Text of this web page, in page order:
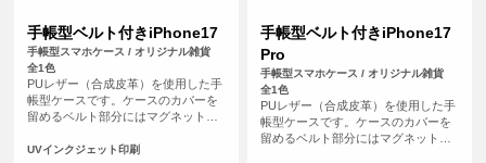
手帳型ベルト付きiPhone17
手帳型スマホケース / オリジナル雑貨
全1色
PUレザー（合成皮革）を使用した手
帳型ケースです。ケースのカバーを
留めるベルト部分にはマグネット使
た。内側にはSuicaやPASMOなどの
UVインクジェット印刷
手帳型ベルト付きiPhone17
Pro
手帳型スマホケース / オリジナル雑貨
全1色
PUレザー（合成皮革）を使用した手
帳型ケースです。ケースのカバーを
留めるベルト部分にはマグネット使